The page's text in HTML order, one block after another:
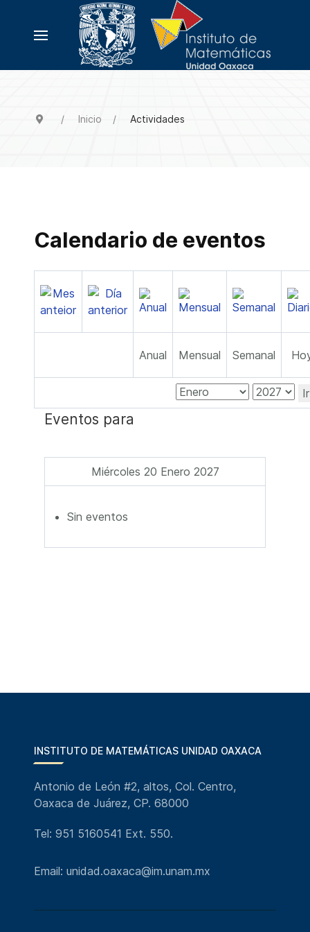
Inicio Actividades
Calendario de eventos
Anual Mensual Semanal
Eventos para
Miércoles 20 Enero 2027
Sin eventos
INSTITUTO DE MATEMÁTICAS UNIDAD OAXACA
Antonio de León #2, altos, Col. Centro,
Oaxaca de Juárez, CP. 68000
Tel: 951 5160541 Ext. 550.
Email: unidad.oaxaca@im.unam.mx